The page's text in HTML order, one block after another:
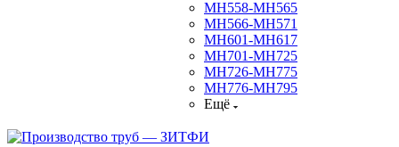
МН558-МН565
МН566-МН571
МН601-МН617
МН701-МН725
МН726-МН775
МН776-МН795
Ещё